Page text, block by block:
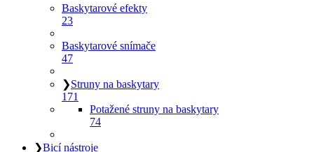
Baskytarové efekty
23
Baskytarové snímače
47
❯Struny na baskytary
171
Potažené struny na baskytary
74
❯Bicí nástroje